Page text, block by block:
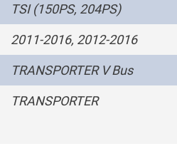
TSI (150PS, 204PS)
2011-2016, 2012-2016
TRANSPORTER V Bus
TRANSPORTER